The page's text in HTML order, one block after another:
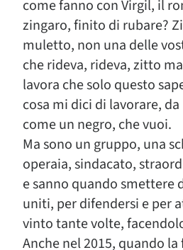
come fanno con Virgil, il
zingaro, finito di rubare?
muletto, non una delle
che rideva, rideva, zitto
lavora che solo questo
cosa mi dici di lavorare,
come un negro, che vuoi.
Ma sono un gruppo, una
operaia, sindacato,
e sanno quando smettere
uniti, per difendersi e per
vinto tante volte,
Anche nel 2015, quando